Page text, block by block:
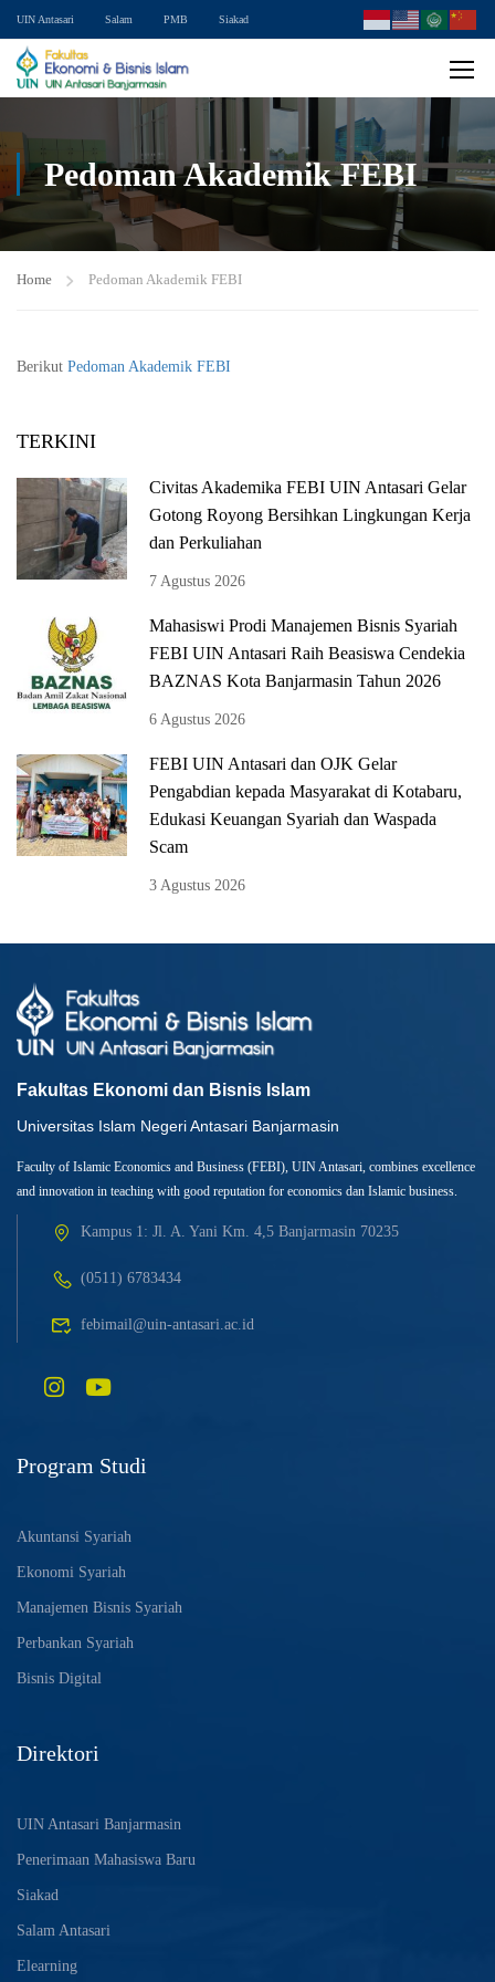
UIN Antasari Salam PMB Siakad
Pedoman Akademik FEBI
Home Pedoman Akademik FEBI
Berikut Pedoman Akademik FEBI
TERKINI
Civitas Akademika FEBI UIN Antasari Gelar
Gotong Royong Bersihkan Lingkungan Kerja
dan Perkuliahan
7 Agustus 2026
Mahasiswi Prodi Manajemen Bisnis Syariah
FEBI UIN Antasari Raih Beasiswa Cendekia
BAZNAS Kota Banjarmasin Tahun 2026
6 Agustus 2026
FEBI UIN Antasari dan OJK Gelar
Pengabdian kepada Masyarakat di Kotabaru,
Edukasi Keuangan Syariah dan Waspada
Scam
3 Agustus 2026
Fakultas Ekonomi dan Bisnis Islam
Universitas Islam Negeri Antasari Banjarmasin
Faculty of Islamic Economics and Business (FEBI), UIN Antasari, combines excellence
and innovation in teaching with good reputation for economics dan Islamic business.
Kampus 1: Jl. A. Yani Km. 4,5 Banjarmasin 70235
(0511) 6783434
febimail@uin-antasari.ac.id
Program Studi
Akuntansi Syariah
Ekonomi Syariah
Manajemen Bisnis Syariah
Perbankan Syariah
Bisnis Digital
Direktori
UIN Antasari Banjarmasin
Penerimaan Mahasiswa Baru
Siakad
Salam Antasari
Elearning